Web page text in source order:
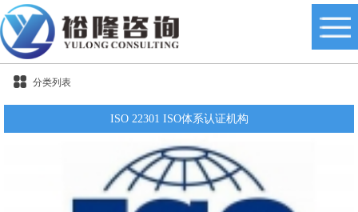
分类列表
ISO 22301 ISO体系认证机构